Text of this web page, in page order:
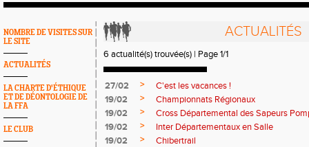
NOMBRE DE VISITES SUR
LE SITE
ACTUALITÉS
LA CHARTE D'ÉTHIQUE
ET DE DÉONTOLOGIE DE
LA FFA
LE CLUB
ACTUALITÉS
6 actualité(s) trouvée(s) | Page 1/1
27/02 >
C'est les vacances !
19/02
>
Championnats Régionaux
19/02
>
Cross Départemental des Sapeurs
19/02
>
Inter Départementaux en Salle
19/02
>
Chibertrail